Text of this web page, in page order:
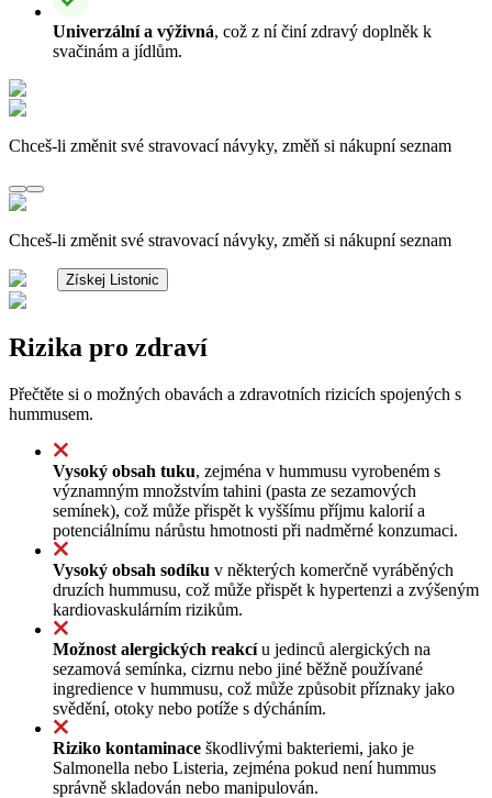
Univerzální a výživná, což z ní činí zdravý doplněk k
svačinám a jídlům.
Chceš-li změnit své stravovací návyky, změň si nákupní seznam
Chceš-li změnit své stravovací návyky, změň si nákupní seznam
Získej Listonic
Rizika pro zdraví
Přečtěte si o možných obavách a zdravotních rizicích spojených s
hummusem.
Vysoký obsah tuku, zejména v hummusu vyrobeném s
významným množstvím tahini (pasta ze sezamových
semínek), což může přispět k vyššímu příjmu kalorií a
potenciálnímu nárůstu hmotnosti při nadměrné konzumaci.
Vysoký obsah sodíku v některých komerčně vyráběných
druzích hummusu, což může přispět k hypertenzi a zvýšeným
kardiovaskulárním rizikům.
Možnost alergických reakcíu jedinců alergických na
sezamová semínka, cizrnu nebo jiné běžně používané
ingredience v hummusu, což může způsobit příznaky jako
svědění, otoky nebo potíže s dýcháním.
Riziko kontaminace škodlivými bakteriemi, jako je
Salmonella nebo Listeria, zejména pokud není hummus
správně skladován nebo manipulován.